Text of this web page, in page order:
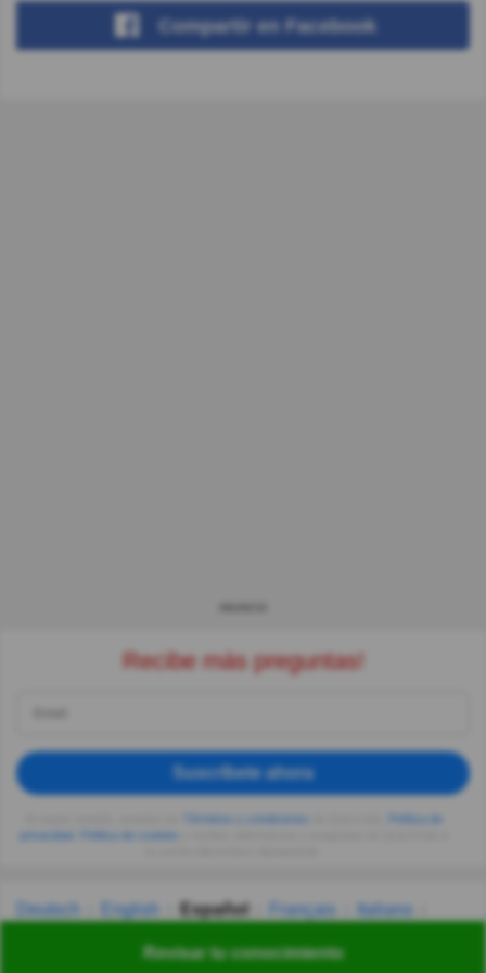
Revisar tu conocimiento
Compartir en Facebook
Recibe más preguntas!
Suscríbete ahora
Deutsch English Español Français
Italiano
Українська हिन्दी 한국어 汉语